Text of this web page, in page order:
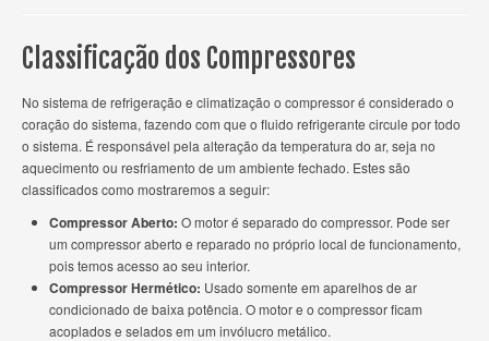
Classificação dos Compressores
No sistema de refrigeração e climatização o compressor é considerado o
coração do sistema, fazendo com que o fluido refrigerante circule por todo
o sistema. É responsável pela alteração da temperatura do ar, seja no
aquecimento ou resfriamento de um ambiente fechado. Estes são
classificados como mostraremos a seguir:
Compressor Aberto: O motor é separado do compressor. Pode ser
um compressor aberto e reparado no próprio local de funcionamento,
pois temos acesso ao seu interior.
Compressor Hermético: Usado somente em aparelhos de ar
condicionado de baixa potência. O motor e o compressor ficam
acoplados e selados em um invólucro metálico.